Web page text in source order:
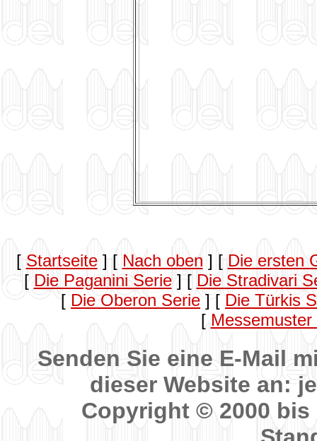
[ Startseite] [ Nach oben ] [ Die ersten
[ Die Paganini Serie] [ Die Stradivari
[ Die Oberon Serie ] [ Die Türkis
[ Messemuster
Senden Sie eine E-Mail
dieser Website an:
Copyright © 2000 bis